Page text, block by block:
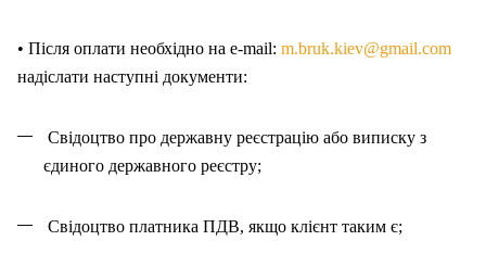
• Після оплати необхідно на e-mail: m.bruk.kiev@gmail.com
надіслати наступні документи:
Свідоцтво про державну реєстрацію або виписку з
єдиного державного реєстру;
Свідоцтво платника ПДВ, якщо клієнт таким є;